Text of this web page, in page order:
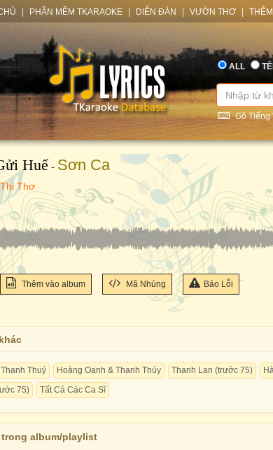
PHẦN MỀM TKARAOKE DIỄN ĐÀN VƯỜN THƠ
ALL
Gõ Tiếng
Huế - Sơn Ca
Thơ
Thêm vào album Mã Nhúng Báo Lỗi
Thanh Thuý Hoàng Oanh & Thanh Thúy Thanh Lan (trước 75)
75)
Tất Cả Các Ca Sĩ
album/playlist